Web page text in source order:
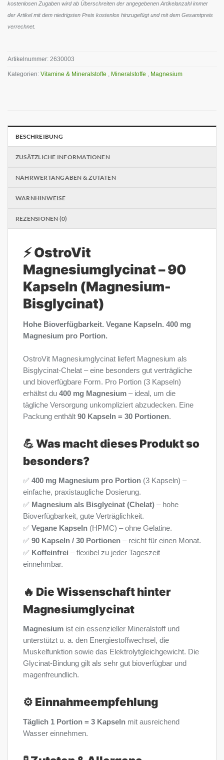
kostenlosen Zugaben wird ab Überschreiten der angegebenen Artikelanzahl immer
der Artikel mit dem niedrigsten Preis kostenlos hinzugefügt und mit dem Gesamtpreis
verrechnet.
Artikelnummer: 2630003
Kategorien: Vitamine & Mineralstoffe , Mineralstoffe , Magnesium
BESCHREIBUNG
ZUSÄTZLICHE INFORMATIONEN
NÄHRWERTANGABEN & ZUTATEN
WARNHINWEISE
REZENSIONEN (0)
⚡ OstroVit
Magnesiumglycinat – 90
Kapseln (Magnesium-
Bisglycinat)
Hohe Bioverfügbarkeit. Vegane Kapseln. 400 mg
Magnesium pro Portion.
OstroVit Magnesiumglycinat liefert Magnesium als
Bisglycinat-Chelat – eine besonders gut verträgliche
und bioverfügbare Form. Pro Portion (3 Kapseln)
erhältst du 400 mg Magnesium – ideal, um die
tägliche Versorgung unkompliziert abzudecken. Eine
Packung enthält 90 Kapseln = 30 Portionen.
💪 Was macht dieses Produkt so
besonders?
✅ 400 mg Magnesium pro Portion (3 Kapseln) –
einfache, praxistaugliche Dosierung.
✅ Magnesium als Bisglycinat (Chelat) – hohe
Bioverfügbarkeit, gute Verträglichkeit.
✅ Vegane Kapseln (HPMC) – ohne Gelatine.
✅ 90 Kapseln / 30 Portionen – reicht für einen Monat.
✅ Koffeinfrei – flexibel zu jeder Tageszeit
einnehmbar.
🔥 Die Wissenschaft hinter
Magnesiumglycinat
Magnesium ist ein essenzieller Mineralstoff und
unterstützt u. a. den Energiestoffwechsel, die
Muskelfunktion sowie das Elektrolytgleichgewicht. Die
Glycinat-Bindung gilt als sehr gut bioverfügbar und
magenfreundlich.
⚙️ Einnahmeempfehlung
Täglich 1 Portion = 3 Kapseln mit ausreichend
Wasser einnehmen.